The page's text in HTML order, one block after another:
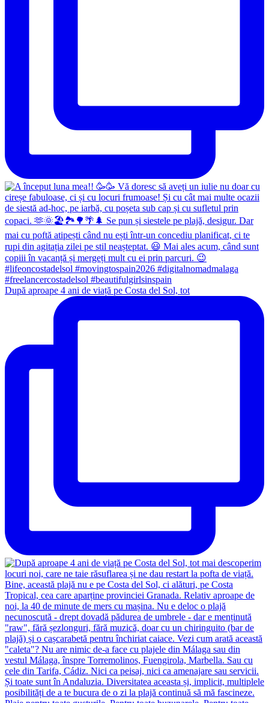
După aproape 4 ani de viață pe Costa del Sol, tot